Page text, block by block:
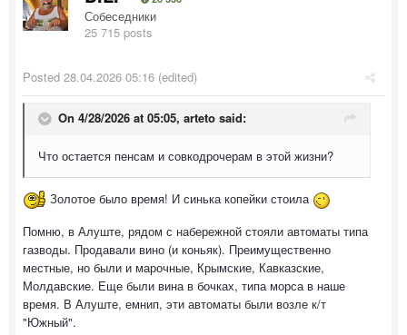
Собеседники
25 715 posts
Posted 28.04.2026 05:16 (edited)
On 4/28/2026 at 05:05, arteto said:
Что остается пенсам и совкодрочерам в этой жизни?
Золотое было время! И синька копейки стоила
Помню, в Алуште, рядом с набережной стояли автоматы типа
газводы. Продавали вино (и коньяк). Преимущественно
местные, но были и марочные, Крымские, Кавказские,
Молдавские. Еще были вина в бочках, типа морса в наше
время. В Алуште, емнип, эти автоматы были возле к/т
"Южный".